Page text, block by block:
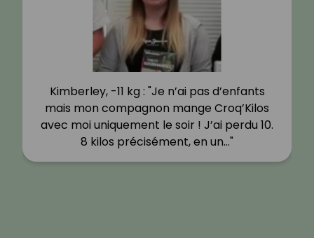
Kimberley, -11 kg : "Je n’ai pas d’enfants
mais mon compagnon mange Croq’Kilos
avec moi uniquement le soir ! J’ai perdu 10.
8 kilos précisément, en un…"